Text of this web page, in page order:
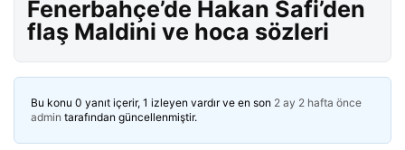
Fenerbahçe’de Hakan Safi’den
flaş Maldini ve hoca sözleri
Bu konu 0 yanıt içerir, 1 izleyen vardır ve en son 2 ay 2 hafta önce
admin tarafından güncellenmiştir.